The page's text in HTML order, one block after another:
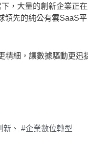
，大量的創新企業正
先的純公有雲SaaS
細，讓數據驅動更
新 、 #企業數位轉型